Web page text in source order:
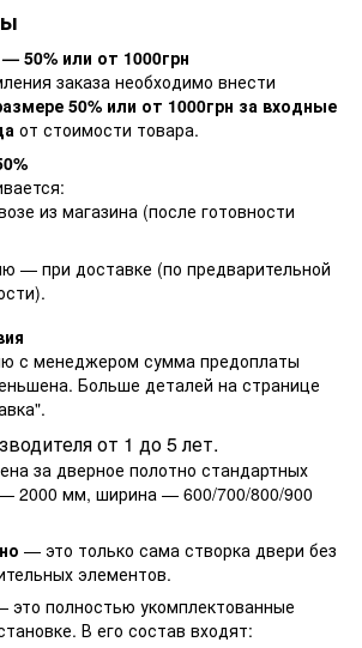
50% или от 1000грн
заказа необходимо внести
50% или от 1000грн за входные
от стоимости товара.
из магазина (после готовности
— при доставке (по предварительной
с менеджером сумма предоплаты
Больше деталей на странице
".
от 1 до 5 лет.
за дверное полотно стандартных
2000 мм, ширина — 600/700/800/900
— это только сама створка двери без
элементов.
это полностью укомплектованные
В его состав входят: